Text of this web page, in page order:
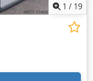
1 / 19